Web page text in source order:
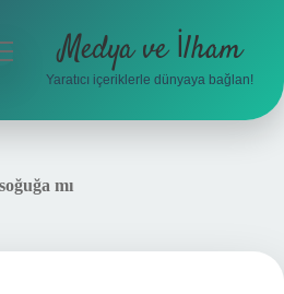
Medya ve İlham
Yaratıcı içeriklerle dünyaya bağlan!
mı